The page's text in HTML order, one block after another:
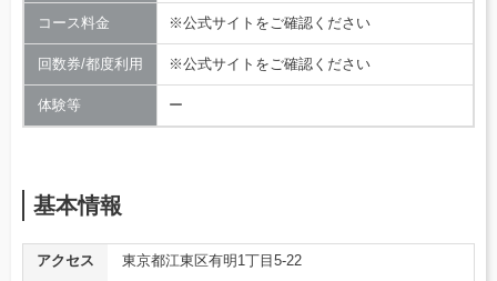
コース料金 ※公式サイトをご確認ください
回数券/都度利用 ※公式サイトをご確認ください
体験等 ー
基本情報
アクセス
東京都江東区有明1丁目5-22